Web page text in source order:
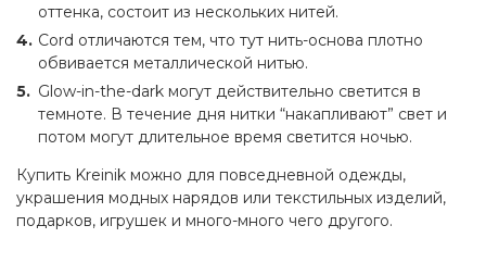
оттенка, состоит из нескольких нитей.
Cord отличаются тем, что тут нить-основа плотно
обвивается металлической нитью.
Glow-in-the-dark могут действительно светится в
темноте. В течение дня нитки “накапливают” свет и
потом могут длительное время светится ночью.
Купить Kreinik можно для повседневной одежды,
украшения модных нарядов или текстильных изделий,
подарков, игрушек и много-много чего другого.